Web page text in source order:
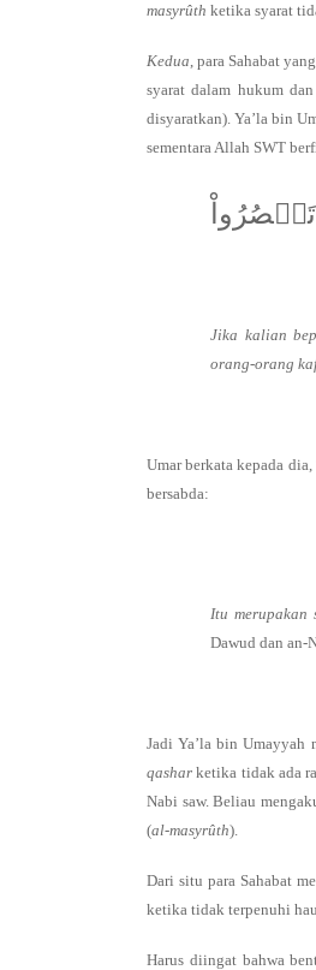
masyrûth ketika syarat
Kedua, para Sahabat
syarat dalam hukum
disyaratkan). Ya’la bin
sementara Allah SWT
Jika kalian
orang-orang
Umar berkata kepada
bersabda:
Itu merupakan
Dawud dan an-
Jadi Ya’la bin Umayyah
qashar ketika tidak ada
Nabi saw. Beliau
(al-masyrûth).
Dari situ para Sahabat
ketika tidak terpenuhi
Harus diingat bahwa